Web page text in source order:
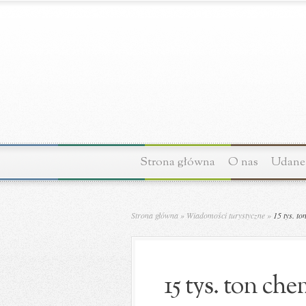
Strona główna O nas
Strona główna » Wiadomości turystyczne » 15 tys.
15 tys. ton